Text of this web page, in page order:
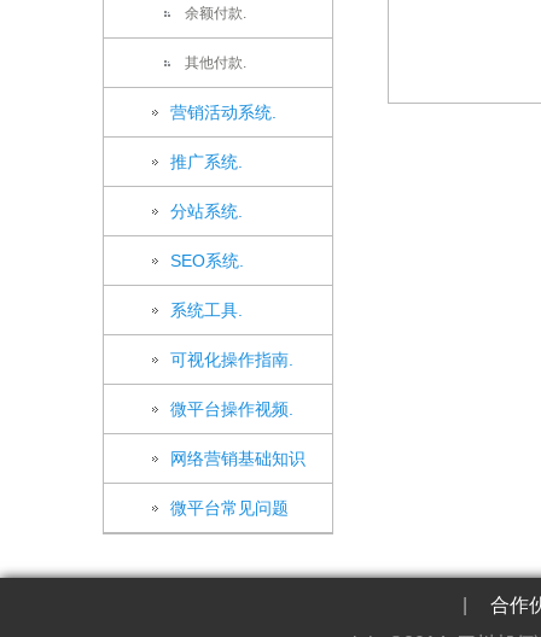
余额付款.
其他付款.
营销活动系统.
推广系统.
分站系统.
SEO系统.
系统工具.
可视化操作指南.
微平台操作视频.
网络营销基础知识
微平台常见问题
合作